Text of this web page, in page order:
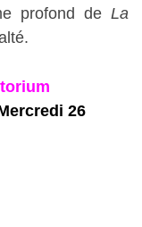
profond de La
26